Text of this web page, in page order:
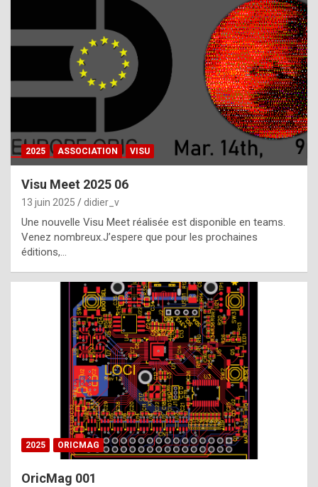
h
a
t
t
e
b
e
s
t
p
h
o
n
y
2025 ASSOCIATION VISU
Visu Meet 2025 06
13 juin 2025 didier_v
Une nouvelle Visu Meet réalisée est disponible en teams.
Venez nombreux.J’espere que pour les prochaines
éditions,…
2025 ORICMAG
OricMag 001